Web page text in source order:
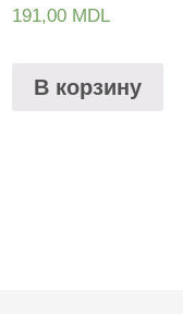
191,00 MDL
В корзину